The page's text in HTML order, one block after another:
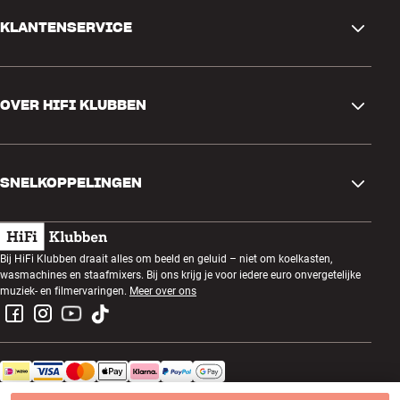
KLANTENSERVICE
Ruilen en retourneren
Bestelling herroepen
Algemene voorwaarden
Privacybeleid
OVER HIFI KLUBBEN
Klantenclub
Luisteravond
Prijsvragen
Werken bij HiFi Klubben
SNELKOPPELINGEN
Cadeaubonnen
Bouwen met geluid
Montage en installatie
Apparaten recyclen
Bij HiFi Klubben draait alles om beeld en geluid – niet om koelkasten,
wasmachines en staafmixers. Bij ons krijg je voor iedere euro onvergetelijke
muziek- en filmervaringen. Meer over ons